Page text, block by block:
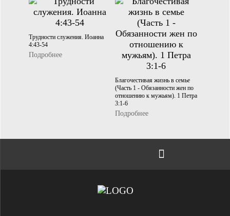
Трудности служения. Иоанна
4:43-54
Подробнее
Благочестивая жизнь в семье
(Часть 1 - Обязанности жен по
отношению к мужьям). 1 Петра
3:1-6
Подробнее